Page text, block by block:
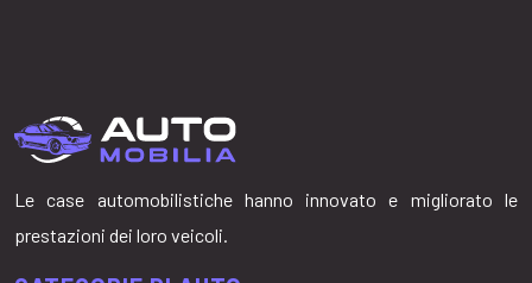
Le case automobilistiche hanno innovato e migliorato le
prestazioni dei loro veicoli.